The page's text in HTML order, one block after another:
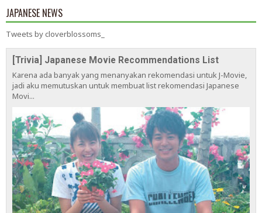
JAPANESE NEWS
Tweets by cloverblossoms_
[Trivia] Japanese Movie Recommendations List
Karena ada banyak yang menanyakan rekomendasi untuk J-Movie,
jadi aku memutuskan untuk membuat list rekomendasi Japanese
Movi...